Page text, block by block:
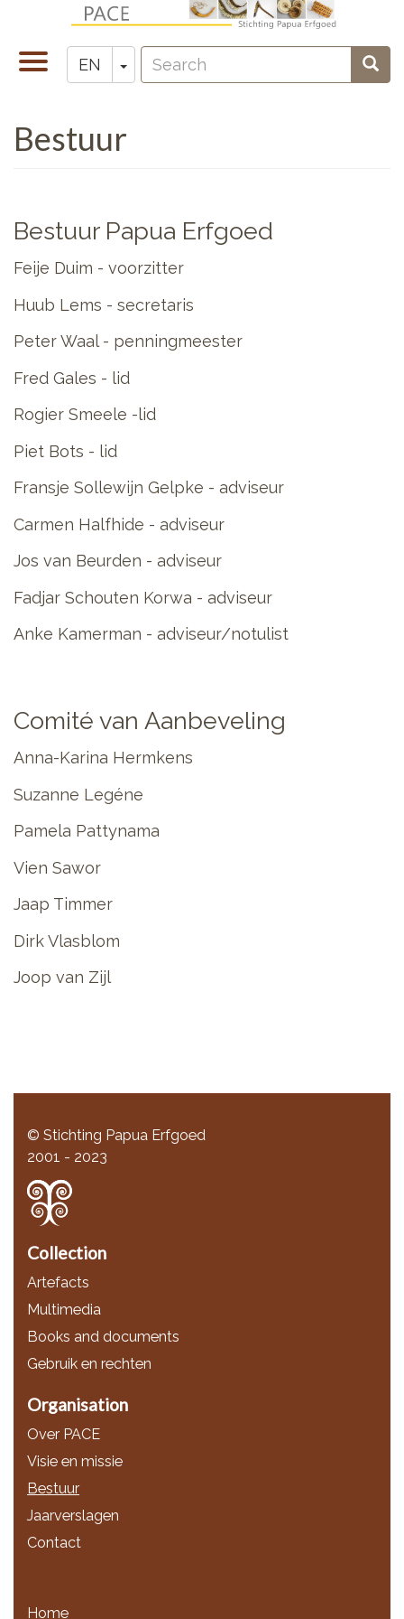
mainToggle
navigation
EN Toggle Dropdown
Zoeken
Search
Bestuur
Bestuur Papua Erfgoed
Feije Duim - voorzitter
Huub Lems - secretaris
Peter Waal - penningmeester
Fred Gales - lid
Rogier Smeele -lid
Piet Bots - lid
Fransje Sollewijn Gelpke - adviseur
Carmen Halfhide - adviseur
Jos van Beurden - adviseur
Fadjar Schouten Korwa - adviseur
Anke Kamerman - adviseur/notulist
Comité van Aanbeveling
Anna-Karina Hermkens
Suzanne Legéne
Pamela Pattynama
Vien Sawor
Jaap Timmer
Dirk Vlasblom
Joop van Zijl
© Stichting Papua Erfgoed
2001 - 2023
Collection
Artefacts
Multimedia
Books and documents
Gebruik en rechten
Organisation
Over PACE
Visie en missie
Bestuur
Jaarverslagen
Contact
Home